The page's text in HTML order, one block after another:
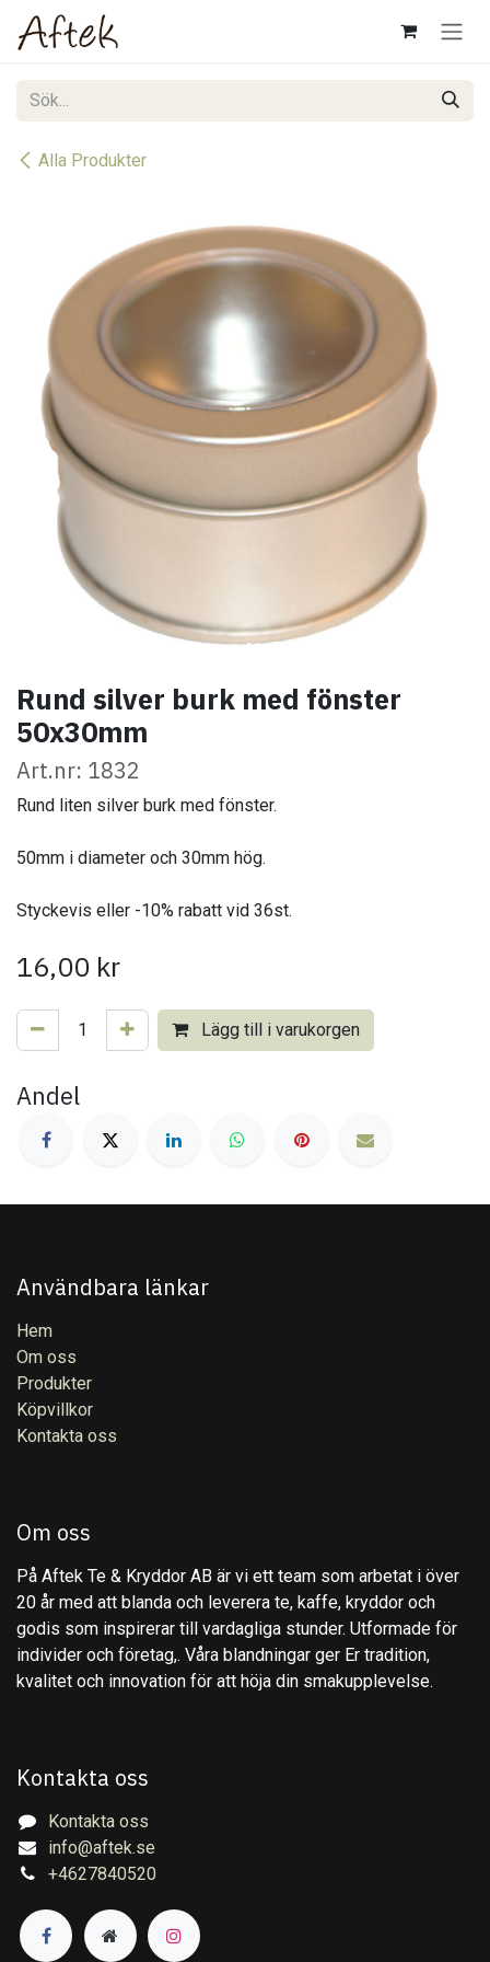
Hoppa till innehåll
Alla Produkter
Rund silver burk med fönster
50x30mm
Art.nr: 1832
Rund liten silver burk med fönster.
50mm i diameter och 30mm hög.
Styckevis eller -10% rabatt vid 36st.
16,00 kr
Lägg till i varukorgen
Andel
Användbara länkar
Hem
Om oss
Produkter
Köpvillkor
Kontakta oss
Om oss
På Aftek Te & Kryddor AB är vi ett team som arbetat i över
20 år med att blanda och leverera te, kaffe, kryddor och
godis som inspirerar till vardagliga stunder. Utformade för
individer och företag,. Våra blandningar ger Er tradition,
kvalitet och innovation för att höja din smakupplevelse.
Kontakta oss
Kontakta oss
info@aftek.se
+4627840520